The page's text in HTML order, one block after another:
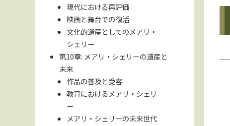
現代における再評価
映画と舞台での復活
文化的遺産としてのメアリ・
シェリー
第10章: メアリ・シェリーの遺産と
未来
作品の普及と受容
教育におけるメアリ・シェリ
ー
メアリ・シェリーの未来世代